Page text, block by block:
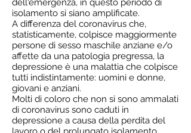
dell'emergenza, in questo periodo di
isolamento si siano amplificate.
A differenza del coronavirus che,
statisticamente, colpisce maggiormente
persone di sesso maschile anziane e/o
affette da una patologia pregressa, la
depressione è una malattia che colpisce
tutti indistintamente: uomini e donne,
giovani e anziani.
Molti di coloro che non si sono ammalati
di coronavirus sono caduti in
depressione a causa della perdita del